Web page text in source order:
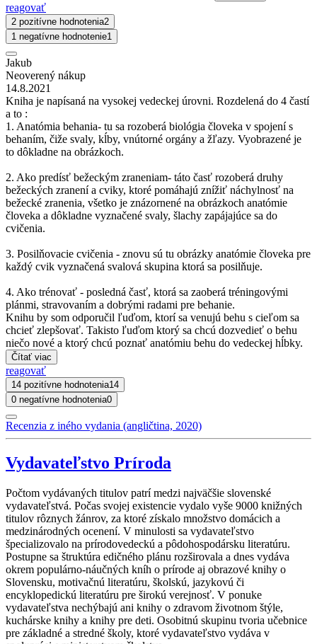
reagovať
2 pozitívne hodnotenia2
1 negatívne hodnotenie1
Jakub
Neoverený nákup
14.8.2021
Kniha je napísaná na vysokej vedeckej úrovni. Rozdelená do 4 častí
a to :
1. Anatómia behania- tu sa rozoberá biológia človeka v spojení s
behaním, čiže svaly, kĺby, vnútorné orgány a žľazy. Vyobrazené je
to dôkladne na obrázkoch.
2. Ako predísť bežeckým zraneniam- táto časť rozoberá druhy
bežeckých zranení a cviky, ktoré pomáhajú znížiť náchylnosť na
bežecké zranenia, všetko je znázornené na obrázkoch anatómie
človeka a dôkladne vyznačené svaly, šlachy zapájajúce sa do
cvičenia.
3. Posilňovacie cvičenia - znovu sú tu obrázky anatómie človeka pre
každý cvik vyznačená svalová skupina ktorá sa posilňuje.
4. Ako trénovať - posledná časť, ktorá sa zaoberá tréningovými
plánmi, stravovaním a dobrými radami pre behanie.
Knihu by som odporučil ľuďom, ktorí sa venujú behu s cieľom sa
chcieť zlepšovať. Takisto ľuďom ktorý sa chcú dozvedieť o behu
niečo nové a ktorý chcú poznať anatómiu behu do vedeckej hĺbky.
Čítať viac
reagovať
14 pozitívne hodnotenia14
0 negatívne hodnotenia0
Recenzia z iného vydania (angličtina, 2020)
Vydavateľstvo Príroda
Počtom vydávaných titulov patrí medzi najväčšie slovenské
vydavateľstvá. Počas svojej existencie vydalo vyše 9000 knižných
titulov rôznych žánrov, za ktoré získalo množstvo domácich a
medzinárodných ocenení. V minulosti sa vydavateľstvo
špecializovalo na prírodovedeckú a pôdohospodársku literatúru.
Postupne sa štruktúra edičného plánu rozširovala a dnes vydáva
okrem populárno-náučných kníh o prírode aj obrazové knihy o
Slovensku, motivačnú literatúru, školskú, jazykovú či
encyklopedickú literatúru pre širokú verejnosť. V ponuke
vydavateľstva nechýbajú ani knihy o zdravom životnom štýle,
kuchárske knihy a knihy pre deti. Osobitnú skupinu tvoria učebnice
pre základné a stredné školy, ktoré vydavateľstvo vydáva v